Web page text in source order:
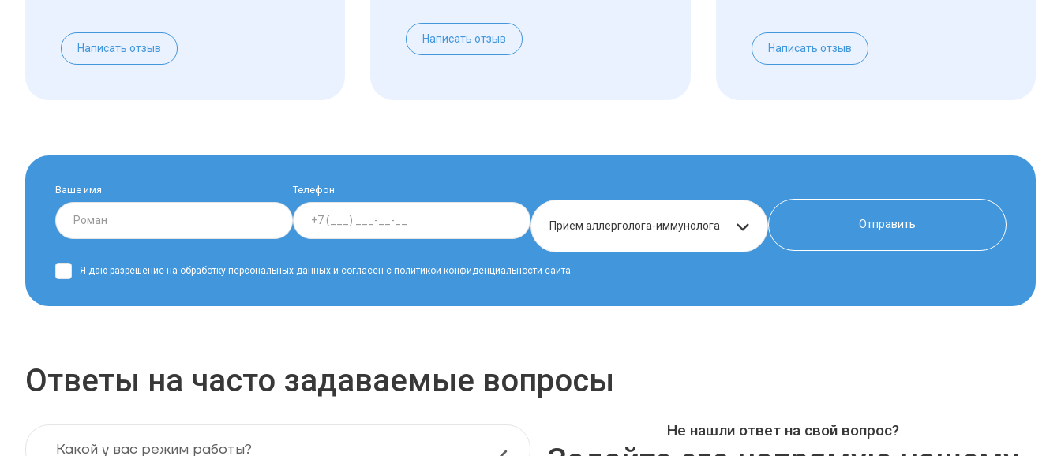
Написать отзыв
Написать отзыв
Написать отзыв
Ваше имя Телефон
Я даю разрешение на обработку персональных данныхи согласен с политикой конфиденциальности сайта
Ответы на часто задаваемые вопросы
Какой у вас режим работы?
Не нашли ответ на свой вопрос?